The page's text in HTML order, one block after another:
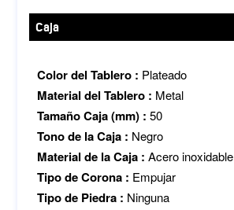
Caja
Color del Tablero : Plateado
Material del Tablero : Metal
Tamaño Caja (mm) :50
Tono de la Caja : Negro
Material de la Caja :Acero inoxidable
Tipo de Corona : Empujar
Tipo de Piedra : Ninguna